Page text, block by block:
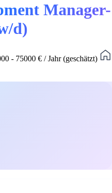
Manager-
d)
- 75000 € / Jahr (geschätzt)